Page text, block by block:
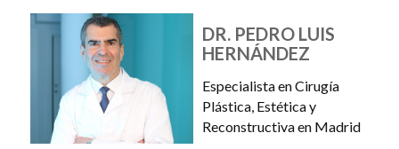
DR. PEDRO LUIS
HERNÁNDEZ
Especialista en Cirugía
Plástica, Estética y
Reconstructiva en Madrid